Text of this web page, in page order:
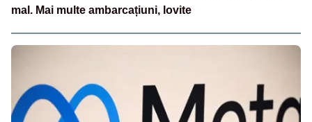
mal. Mai multe ambarcațiuni, lovite